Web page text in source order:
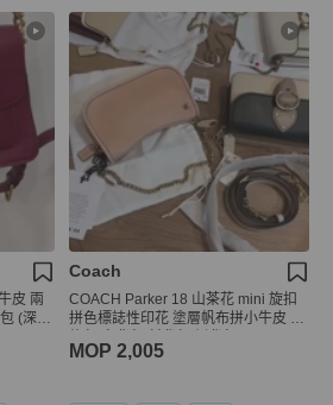
皮 兩
(深紅
Coach
COACH Parker 18 山茶花 mini 旋扣
拼色標誌性印花 塗層帆布拼小牛皮 鏈
MOP 2,005